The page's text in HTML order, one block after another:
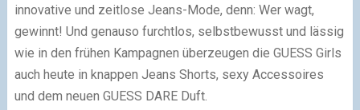
innovative und zeitlose Jeans-Mode, denn: Wer wagt,
gewinnt! Und genauso furchtlos, selbstbewusst und lässig
wie in den frühen Kampagnen überzeugen die GUESS Girls
auch heute in knappen Jeans Shorts, sexy Accessoires
und dem neuen GUESS DARE Duft.